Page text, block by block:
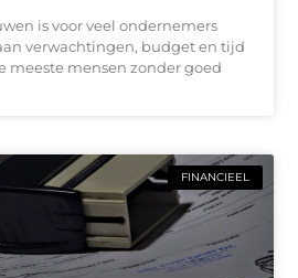
is voor veel ondernemers
verwachtingen, budget en tijd
meeste mensen zonder goed
FINANCIEEL